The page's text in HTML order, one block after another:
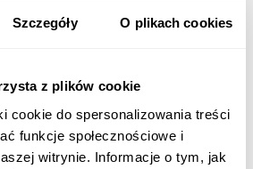
Szczegóły O plikach cookies
z plików cookie
cookie do spersonalizowania treści
funkcje społecznościowe i
witrynie. Informacje o tym, jak